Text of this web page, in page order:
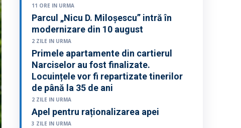
11 ORE IN URMA
Parcul „Nicu D. Miloșescu” intră în
modernizare din 10 august
2 ZILE IN URMA
Primele apartamente din cartierul
Narciselor au fost finalizate.
Locuințele vor fi repartizate tinerilor
de până la 35 de ani
2 ZILE IN URMA
Apel pentru raționalizarea apei
3 ZILE IN URMA